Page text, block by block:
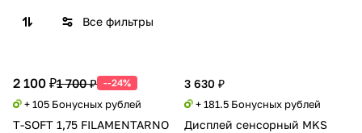
Все фильтры
2 100 ₽1 700 ₽ --24%
+ 105 Бонусных рублей
T-SOFT 1,75 FILAMENTARNO
3 630 ₽
+ 181.5 Бонусных рублей
Дисплей сенсорный MKS